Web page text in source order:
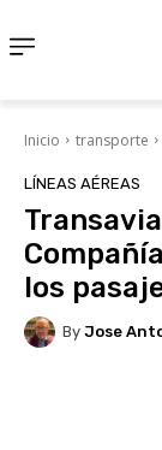
Inicio transporte
LÍNEAS AÉREAS
los
By Jose